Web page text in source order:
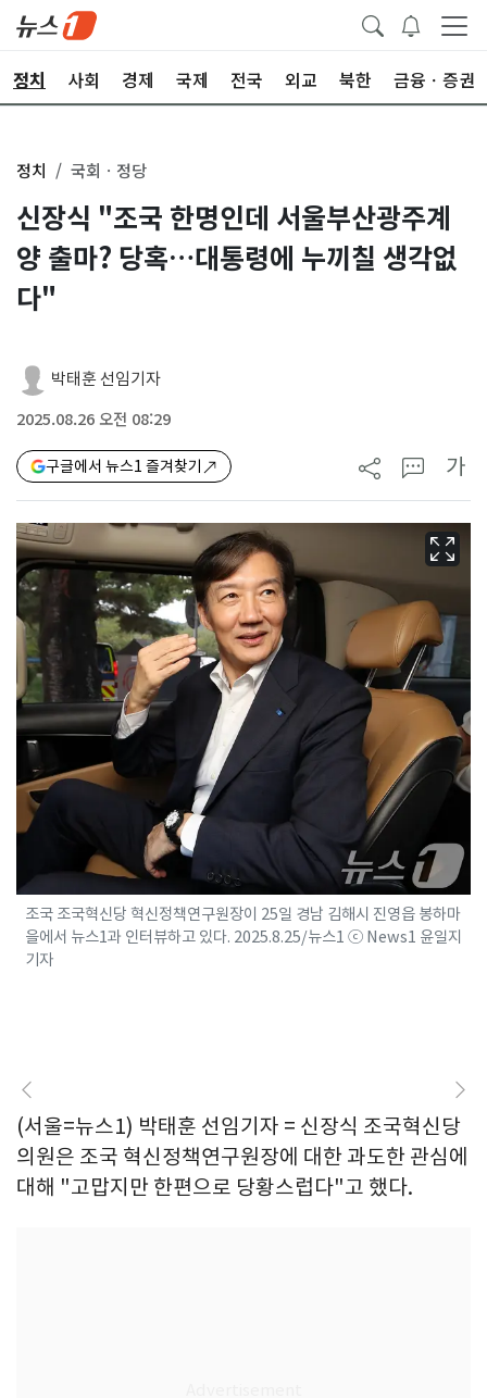
정치 사회 경제 국제 전국 외교 북한 금융ㆍ증권
정치 국회ㆍ정당
신장식 "조국 한명인데 서울부산광주계
양 출마? 당혹…대통령에 누끼칠 생각없
다"
박태훈 선임기자
2025.08.26 오전 08:29
구글에서 뉴스1 즐겨찾기 가
조국 조국혁신당 혁신정책연구원장이 25일 경남 김해시 진영읍 봉하마
을에서 뉴스1과 인터뷰하고 있다. 2025.8.25/뉴스1 ⓒ News1 윤일지
기자
(서울=뉴스1) 박태훈 선임기자 = 신장식 조국혁신당
의원은 조국 혁신정책연구원장에 대한 과도한 관심에
대해 "고맙지만 한편으로 당황스럽다"고 했다.